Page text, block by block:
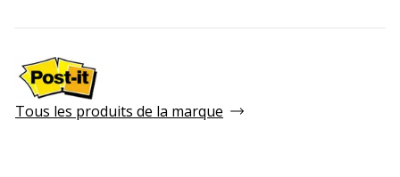
Tous les produits de la marque